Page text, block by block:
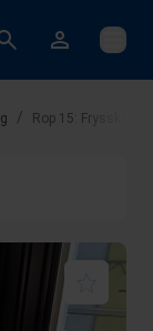
Öppna
/ Rop 15: Frysskåp